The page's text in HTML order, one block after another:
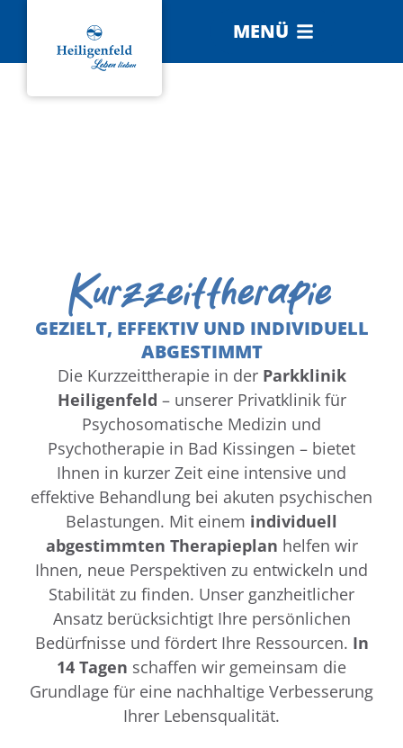
MENÜ
Kurzzeittherapie
GEZIELT, EFFEKTIV UND INDIVIDUELL
ABGESTIMMT
Die Kurzzeittherapie in der Parkklinik
Heiligenfeld – unserer Privatklinik für
Psychosomatische Medizin und
Psychotherapie in Bad Kissingen – bietet
Ihnen in kurzer Zeit eine intensive und
effektive Behandlung bei akuten psychischen
Belastungen. Mit einem individuell
abgestimmten Therapieplan helfen wir
Ihnen, neue Perspektiven zu entwickeln und
Stabilität zu finden. Unser ganzheitlicher
Ansatz berücksichtigt Ihre persönlichen
Bedürfnisse und fördert Ihre Ressourcen. In
14 Tagen schaffen wir gemeinsam die
Grundlage für eine nachhaltige Verbesserung
Ihrer Lebensqualität.